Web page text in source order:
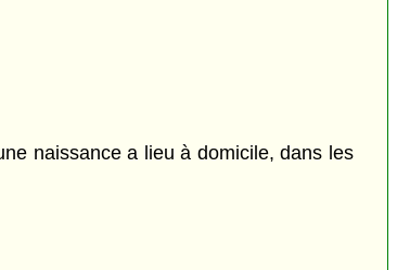
naissance a lieu à domicile, dans les